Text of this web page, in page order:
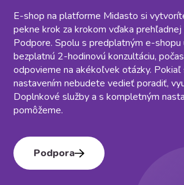
E-shop na platforme Midasto si
pekne krok za krokom vďaka
Podpore. Spolu s predplatným e-shopu
bezplatnú 2-hodinovú konzultáciu,
odpovieme na akékoľvek otázky. Pokiaľ
nastavením nebudete vedieť poradiť,
Doplnkové služby a s kompletným
pomôžeme.
Podpora